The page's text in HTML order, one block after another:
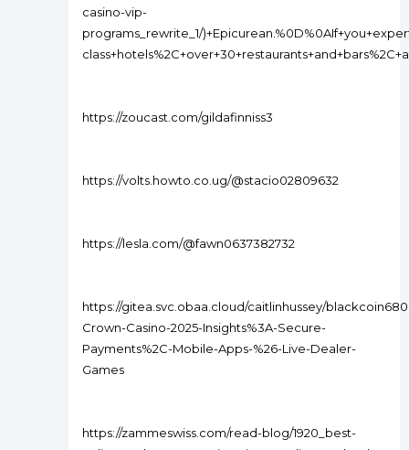
casino-vip-
programs_rewrite_1/
https://zoucast.com/gildafinniss3
https://volts.howto.co.ug/@stacio02809632
https://lesla.com/@fawn0637382732
https://gitea.svc.obaa.cloud/caitlinhussey/
Crown-Casino-2025-Insights%3A-Secure-
Payments%2C-Mobile-Apps-%26-Live-Dealer-
Games
https://zammeswiss.com/read-blog/1920_best-